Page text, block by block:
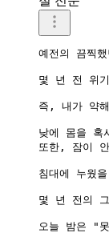
예전의 끔찍
몇 년 전 위
즉, 내가 약
낮에 몸을 혹
또한, 잠이
침대에 누웠
몇 년 전의
오늘 밤은 "